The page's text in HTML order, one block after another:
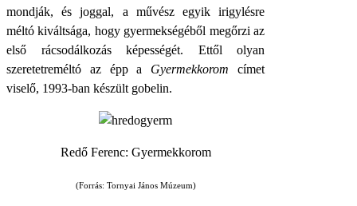
mondják, és joggal, a művész egyik irigylésre
méltó kiváltsága, hogy gyermekségéből megőrzi az
első rácsodálkozás képességét. Ettől olyan
szeretetreméltó az épp a Gyermekkorom címet
viselő, 1993-ban készült gobelin.
Redő Ferenc: Gyermekkorom
(Forrás: Tornyai János Múzeum)